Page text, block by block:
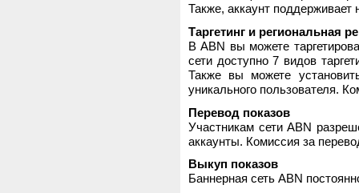
Также, аккаунт поддерживает
Таргетинг и региональная
В ABN вы можете
сети доступно 7 видов
Также вы можете
уникального пользователя.
Перевод показов
Участникам сети ABN
аккаунты. Комиссия за
Выкуп показов
Баннерная сеть ABN